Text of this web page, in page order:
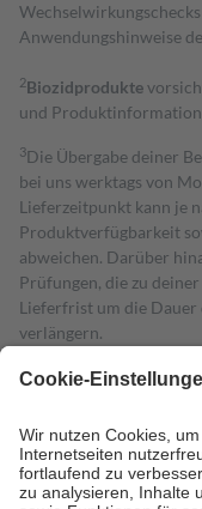
Anwendungshinweise
2Biozidprodukte
und
3Die Übergabe deiner
bei uns werktags von
Lieferzeitpunkt kann je
Produktverfügbarkeit
abweichen. Darüber
Prüfungen, die zu
Lieferfrist um die
verlängern.
4Für
gesetzliche
Kosten dafür, der
mit.
Grundsätzlich leisten